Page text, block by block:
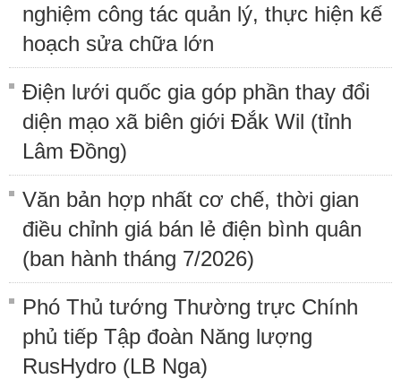
nghiệm công tác quản lý, thực hiện kế
hoạch sửa chữa lớn
Điện lưới quốc gia góp phần thay đổi
diện mạo xã biên giới Đắk Wil (tỉnh
Lâm Đồng)
Văn bản hợp nhất cơ chế, thời gian
điều chỉnh giá bán lẻ điện bình quân
(ban hành tháng 7/2026)
Phó Thủ tướng Thường trực Chính
phủ tiếp Tập đoàn Năng lượng
RusHydro (LB Nga)